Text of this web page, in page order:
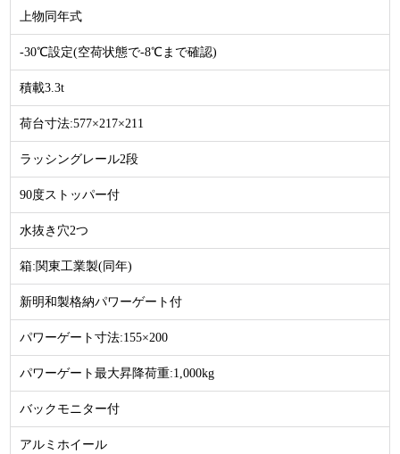
上物同年式
-30℃設定(空荷状態で-8℃まで確認)
積載3.3t
荷台寸法:577×217×211
ラッシングレール2段
90度ストッパー付
水抜き穴2つ
箱:関東工業製(同年)
新明和製格納パワーゲート付
パワーゲート寸法:155×200
パワーゲート最大昇降荷重:1,000kg
バックモニター付
アルミホイール